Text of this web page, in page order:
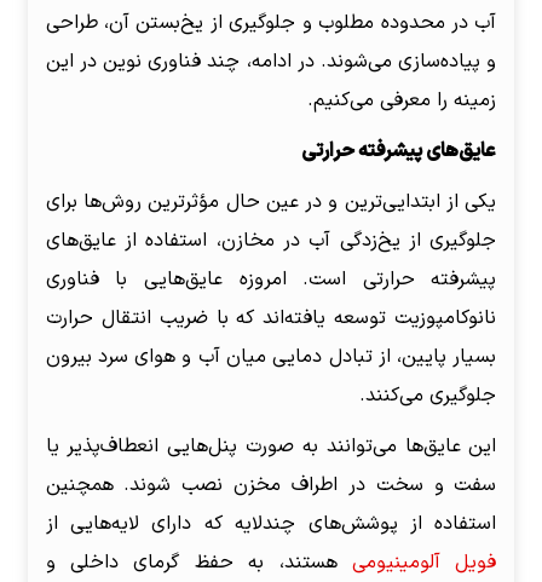
آب در محدوده مطلوب و جلوگیری از یخ‌بستن آن، طراحی
و پیاده‌سازی می‌شوند. در ادامه، چند فناوری نوین در این
زمینه را معرفی می‌کنیم.
عایق‌های پیشرفته حرارتی
یکی از ابتدایی‌ترین و در عین حال مؤثرترین روش‌ها برای
جلوگیری از یخ‌زدگی آب در مخازن، استفاده از عایق‌های
پیشرفته حرارتی است. امروزه عایق‌هایی با فناوری
نانوکامپوزیت توسعه یافته‌اند که با ضریب انتقال حرارت
بسیار پایین، از تبادل دمایی میان آب و هوای سرد بیرون
جلوگیری می‌کنند.
این عایق‌ها می‌توانند به صورت پنل‌هایی انعطاف‌پذیر یا
سفت و سخت در اطراف مخزن نصب شوند. همچنین
استفاده از پوشش‌های چندلایه که دارای لایه‌هایی از
فویل آلومینیومی هستند، به حفظ گرمای داخلی و